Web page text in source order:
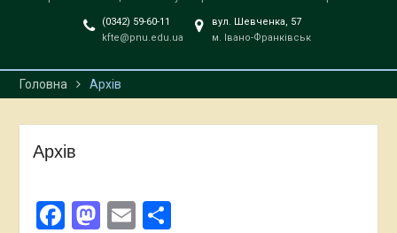
(0342) 59-60-11
kfte@pnu.edu.ua
вул. Шевченка, 57
м. Івано-Франківськ
Головна Архів
Архів
Facebook
Mastodon
EmailПоділитися